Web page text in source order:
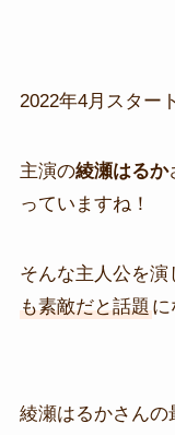
2022年4月スター
主演の綾瀬はるか
っていますね！
そんな主人公を
も素敵だと話題に
綾瀬はるかさんの